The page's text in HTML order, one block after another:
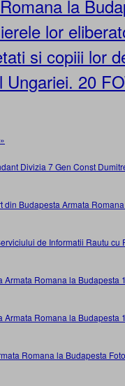
la
lor
si copiii lor
20